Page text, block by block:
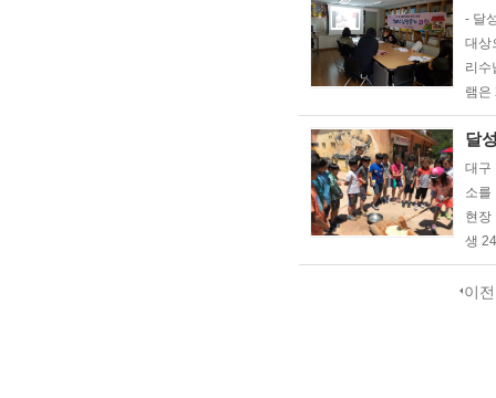
- 달
대상
리수
램은
달
대구
소를
현장
생
이전